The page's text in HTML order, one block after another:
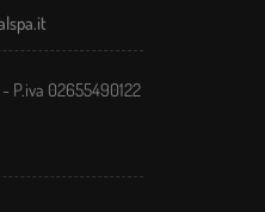
P.iva 02655490122